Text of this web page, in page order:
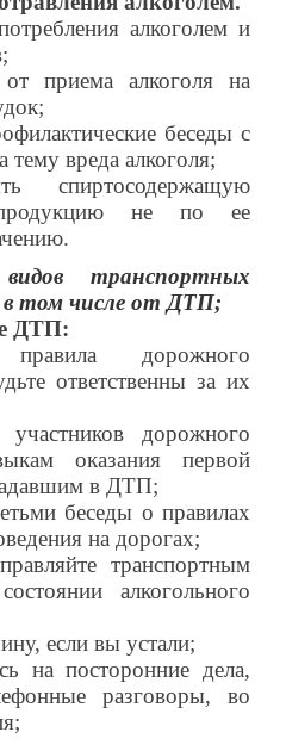
алкоголем и
от приема алкоголя на
беседы с
тему вреда алкоголя;
спиртосодержащую
не по ее
транспортных
в том числе от ДТП;
ДТП:
правила дорожного
ответственны за их
дорожного
оказания первой
в ДТП;
беседы о правилах
на дорогах;
транспортным
алкогольного
если вы устали;
на посторонние дела,
разговоры, во